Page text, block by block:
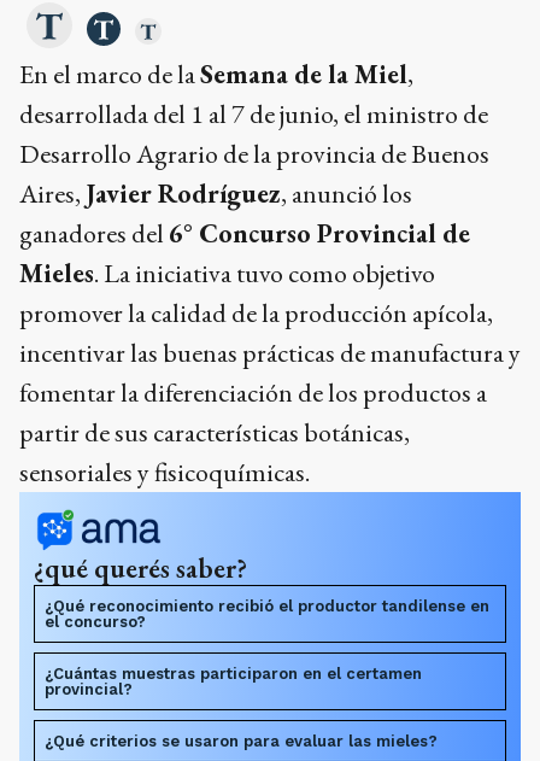
En el marco de laSemana de la Miel,
desarrollada del 1 al 7 de junio, el ministro de
Desarrollo Agrario de la provincia de Buenos
Aires, Javier Rodríguez, anunció los
ganadores del 6° Concurso Provincial de
Mieles. La iniciativa tuvo como objetivo
promover la calidad de la producción apícola,
incentivar las buenas prácticas de manufactura y
fomentar la diferenciación de los productos a
partir de sus características botánicas,
sensoriales y fisicoquímicas.
¿qué querés saber?
¿Qué reconocimiento recibió el productor tandilense en
el concurso?
¿Cuántas muestras participaron en el certamen
provincial?
¿Qué criterios se usaron para evaluar las mieles?